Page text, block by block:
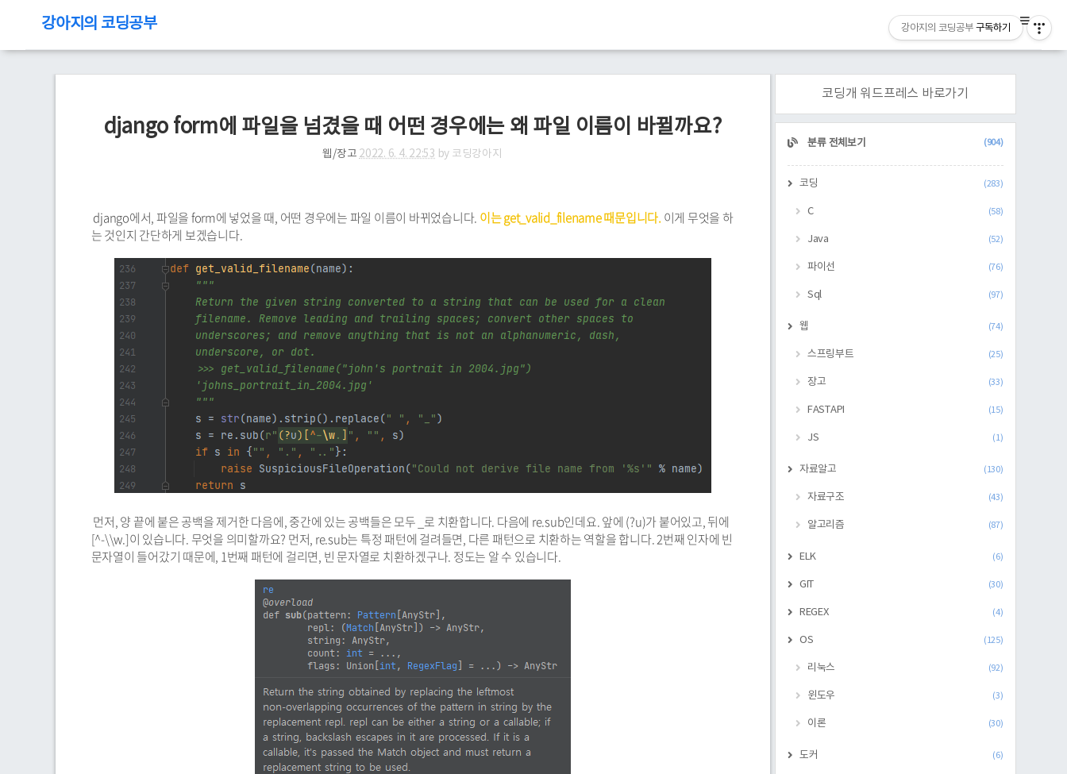
강아지의 코딩공부
django form에 파일을 넘겼을 때 어떤 경우에는 왜 파일 이름이 바뀔까요?
웹/장고 2022. 6. 4. 22:53 by 코딩강아지
django에서, 파일을 form에 넣었을 때, 어떤 경우에는 파일 이름이 바뀌었습니다. 이는 get_valid_filename 때문입니다.이게 무엇을 하
는 것인지 간단하게 보겠습니다.
먼저, 양 끝에 붙은 공백을 제거한 다음에, 중간에 있는 공백들은 모두 _로 치환합니다. 다음에 re.sub인데요. 앞에 (?u)가 붙어있고, 뒤에
[^-\\w.]이 있습니다. 무엇을 의미할까요? 먼저, re.sub는 특정 패턴에 걸려들면, 다른 패턴으로 치환하는 역할을 합니다. 2번째 인자에 빈
문자열이 들어갔기 때문에, 1번째 패턴에 걸리면, 빈 문자열로 치환하겠구나. 정도는 알 수 있습니다.
코딩개 워드프레스 바로가기
CATEGORY
분류 전체보기 (904)
코딩 (283)
C (58)
Java (52)
파이선 (76)
Sql (97)
웹 (74)
스프링부트 (25)
장고 (33)
FASTAPI (15)
JS (1)
자료알고 (130)
자료구조 (43)
알고리즘 (87)
ELK (6)
GIT (30)
REGEX (4)
OS (125)
리눅스 (92)
윈도우 (3)
이론 (30)
도커 (6)
강아지의 코딩공부 구독하기